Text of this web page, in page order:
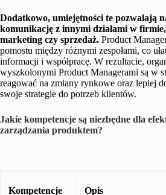
Dodatkowo, umiejętności te pozwalają
komunikację z innymi działami w
marketing czy sprzedaż. Product
pomostu między różnymi zespołami, co
informacji i współpracę. W rezultacie,
wyszkolonymi Product Managerami są w
reagować na zmiany rynkowe oraz lepiej
swoje strategie do potrzeb klientów.
Jakie kompetencje są niezbędne dla
zarządzania produktem?
Kompetencje Opis